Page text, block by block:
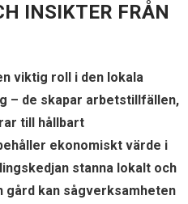
INSIKTER FRÅN
viktig roll i den lokala
– de skapar arbetstillfällen,
till hållbart
ekonomiskt värde i
stanna lokalt och
kan sågverksamheten